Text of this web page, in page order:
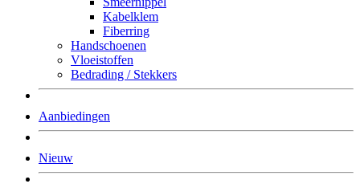
Kabelklem
Fiberring
Handschoenen
Vloeistoffen
Bedrading / Stekkers
Aanbiedingen
Nieuw